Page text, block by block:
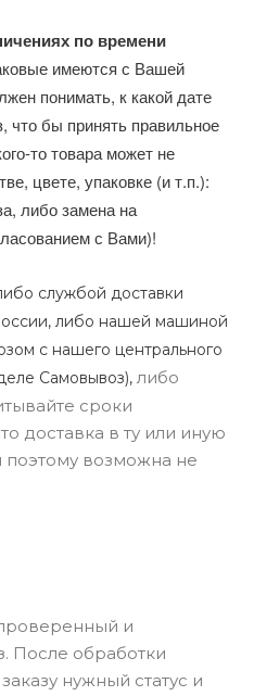
по времени
имеются с Вашей
понимать, к какой дате
что бы принять правильное
то товара может не
цвете, упаковке (и т.п.):
либо замена на
с Вами)!
службой доставки
либо нашей машиной
с нашего центрального
Самовывоз), либо
сроки
доставка в ту или иную
поэтому возможна не
и
После обработки
нужный статус и